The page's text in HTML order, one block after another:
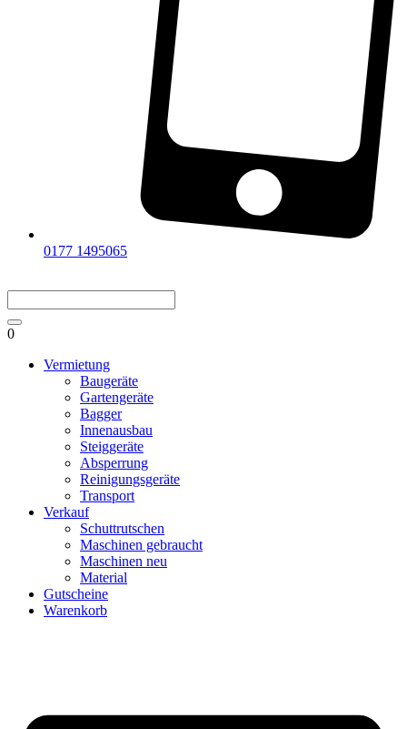
0177 1495065
0
Vermietung
Baugeräte
Gartengeräte
Bagger
Innenausbau
Steiggeräte
Absperrung
Reinigungsgeräte
Transport
Verkauf
Schuttrutschen
Maschinen gebraucht
Maschinen neu
Material
Gutscheine
Warenkorb